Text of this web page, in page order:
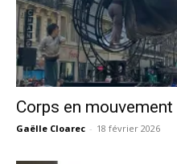
Corps en mouvement
Gaëlle Cloarec - 18 février 2026